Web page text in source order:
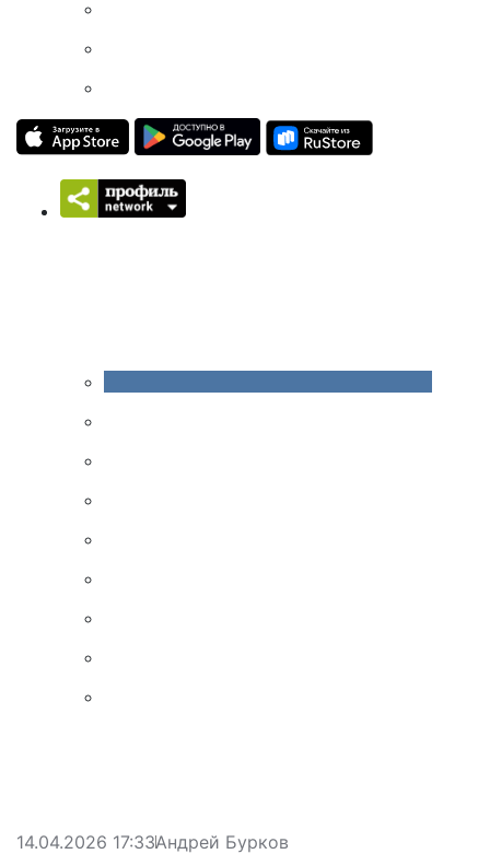
14.04.2026 17:33Андрей Бурков